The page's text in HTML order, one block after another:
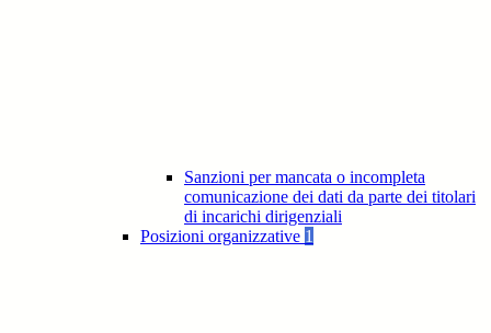
Sanzioni per mancata o incompleta
comunicazione dei dati da parte dei titolari
di incarichi dirigenziali
Posizioni organizzative 1